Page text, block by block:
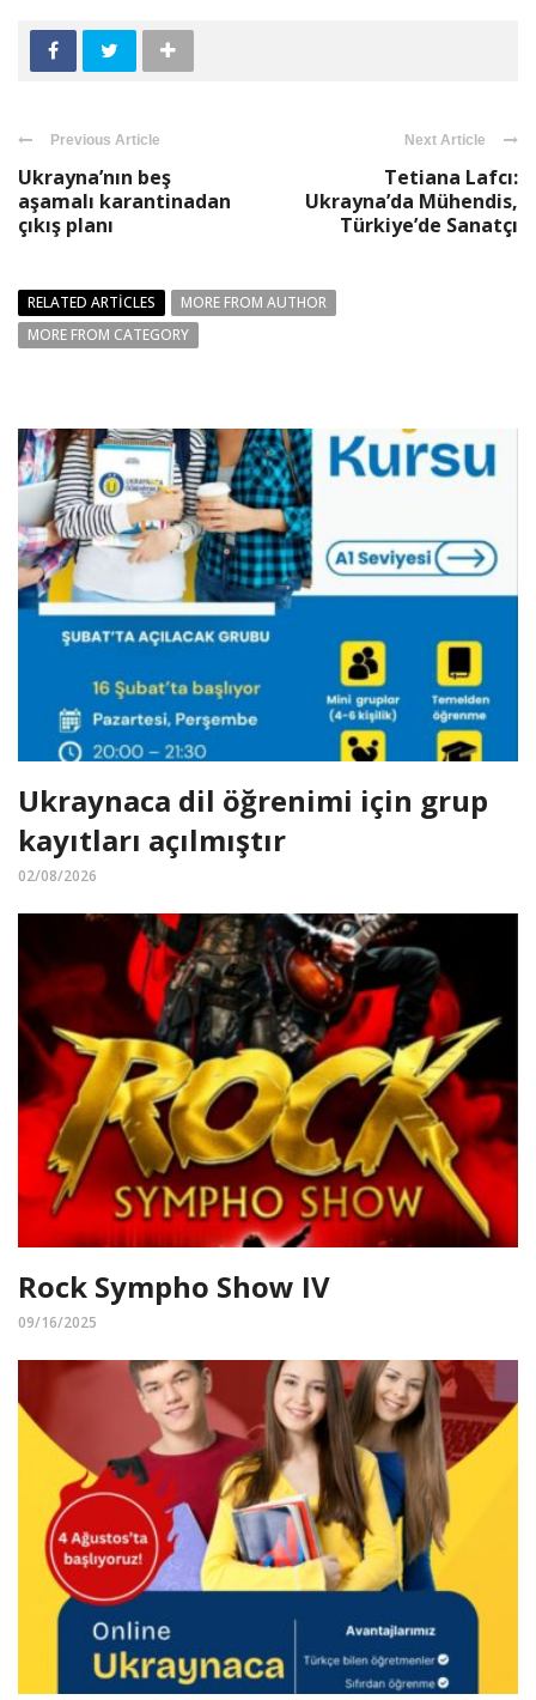
Previous Article
Ukrayna’nın beş
aşamalı karantinadan
çıkış planı
Next Article
Tetiana Lafcı:
Ukrayna’da Mühendis,
Türkiye’de Sanatçı
RELATED ARTICLES
MORE FROM AUTHOR
MORE FROM CATEGORY
Ukraynaca dil öğrenimi için grup
kayıtları açılmıştır
02/08/2026
Rock Sympho Show IV
09/16/2025